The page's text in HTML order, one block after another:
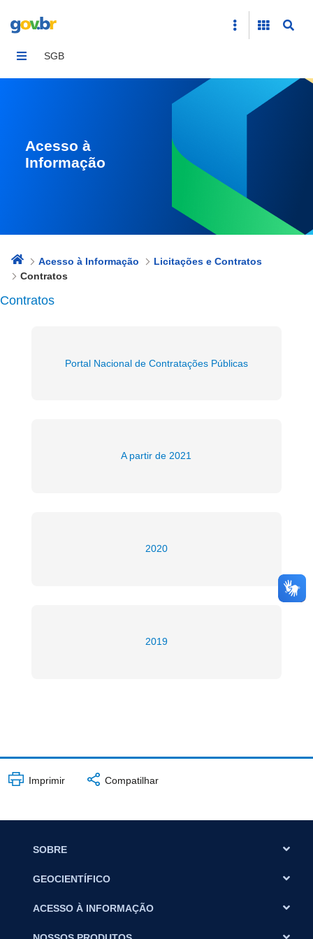
SGB
Acesso à
Informação
Acesso à Informação
Licitações e Contratos
Contratos
Contratos
Portal Nacional de Contratações Públicas
A partir de 2021
2020
2019
Imprimir Compatilhar
SOBRE
GEOCIENTÍFICO
ACESSO À INFORMAÇÃO